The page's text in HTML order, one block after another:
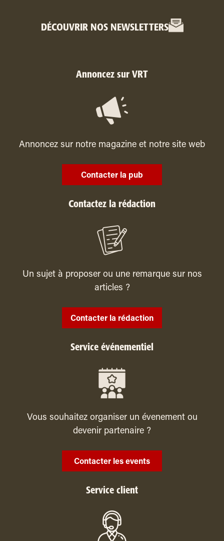
DÉCOUVRIR NOS NEWSLETTERS
Annoncez sur VRT
Annoncez sur notre magazine et notre site web
Contacter la pub
Contactez la rédaction
Un sujet à proposer ou une remarque sur nos
articles ?
Contacter la rédaction
Service événementiel
Vous souhaitez organiser un évenement ou
devenir partenaire ?
Contacter les events
Service client